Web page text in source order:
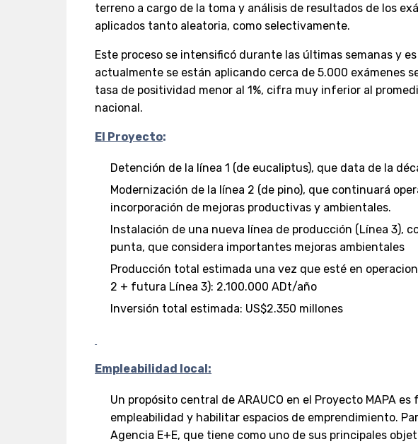
terreno a cargo de la toma y análisis de resultados de los
aplicados tanto aleatoria, como selectivamente.
Este proceso se intensificó durante las últimas semanas y
actualmente se están aplicando cerca de 5.000 exámenes
tasa de positividad menor al 1%, cifra muy inferior al
nacional.
El Proyecto:
Detención de la línea 1 (de eucaliptus), que data de la
Modernización de la línea 2 (de pino), que continuará
incorporación de mejoras productivas y ambientales.
Instalación de una nueva línea de producción (Línea 3),
punta, que considera importantes mejoras ambientales
Producción total estimada una vez que esté en
2 + futura Línea 3): 2.100.000 ADt/año
Inversión total estimada: US$2.350 millones
Empleabilidad local:
Un propósito central de ARAUCO en el Proyecto MAPA
empleabilidad y habilitar espacios de emprendimiento.
Agencia E+E, que tiene como uno de sus principales